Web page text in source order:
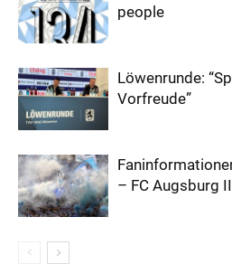
people
Löwenrunde:
Vorfreude”
– FC Augsburg II